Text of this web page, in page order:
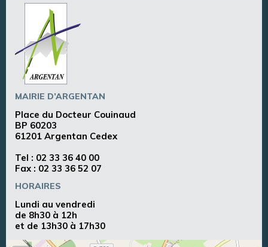
MAIRIE D’ARGENTAN
Place du Docteur Couinaud
BP 60203
61201 Argentan Cedex
Tel : 02 33 36 40 00
Fax : 02 33 36 52 07
HORAIRES
Lundi au vendredi
de 8h30 à 12h
et de 13h30 à 17h30